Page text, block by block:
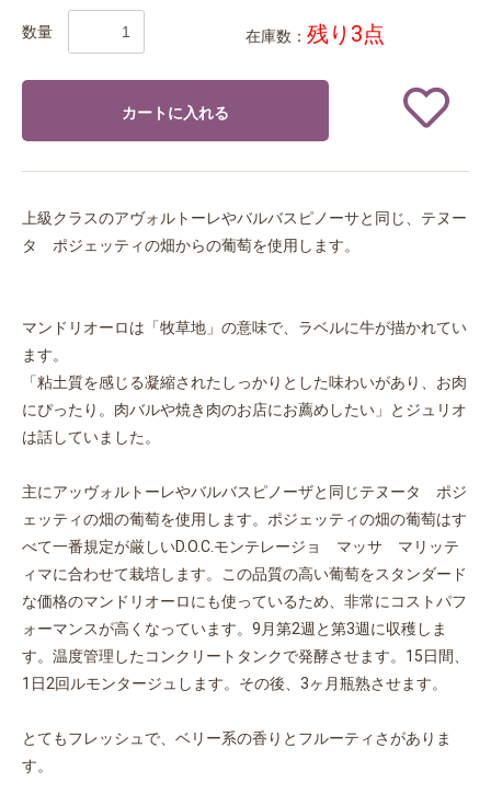
数量 在庫数： 残り3点
カートに入れる
上級クラスのアヴォルトーレやバルバスピノーサと同じ、テヌー
タ ポジェッティの畑からの葡萄を使用します。
マンドリオーロは「牧草地」の意味で、ラベルに牛が描かれてい
ます。
「粘土質を感じる凝縮されたしっかりとした味わいがあり、お肉
にぴったり。肉バルや焼き肉のお店にお薦めしたい」とジュリオ
は話していました。
主にアッヴォルトーレやバルバスピノーザと同じテヌータ ポジ
ェッティの畑の葡萄を使用します。ポジェッティの畑の葡萄はす
べて一番規定が厳しいD.O.C.モンテレージョ マッサ マリッテ
ィマに合わせて栽培します。この品質の高い葡萄をスタンダード
な価格のマンドリオーロにも使っているため、非常にコストパフ
ォーマンスが高くなっています。9月第2週と第3週に収穫しま
す。温度管理したコンクリートタンクで発酵させます。15日間、
1日2回ルモンタージュします。その後、3ヶ月瓶熟させます。
とてもフレッシュで、ベリー系の香りとフルーティさがありま
す。